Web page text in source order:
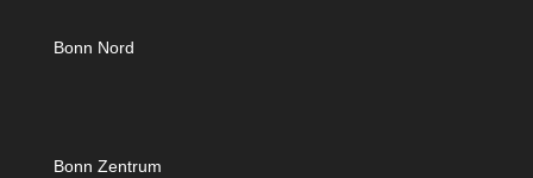
Bonn Nord
Bonn Zentrum